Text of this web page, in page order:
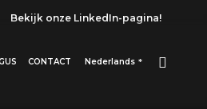
Bekijk onze LinkedIn-pagina!
CONTACT Nederlands